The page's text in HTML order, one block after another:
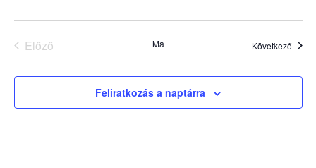
ElőzőEsemények Ma Következő
Feliratkozás a naptárra